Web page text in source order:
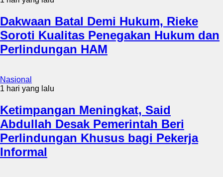
Dakwaan Batal Demi Hukum, Rieke
Soroti Kualitas Penegakan Hukum dan
Perlindungan HAM
Nasional
1 hari yang lalu
Ketimpangan Meningkat, Said
Abdullah Desak Pemerintah Beri
Perlindungan Khusus bagi Pekerja
Informal